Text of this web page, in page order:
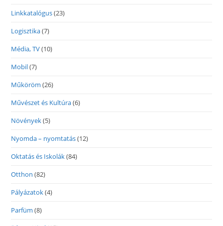
Linkkatalógus(23)
Logisztika(7)
Média, TV(10)
Mobil(7)
Műköröm (26)
Művészet és Kultúra(6)
Növények(5)
Nyomda – nyomtatás(12)
Oktatás és Iskolák(84)
Otthon (82)
Pályázatok(4)
Parfüm (8)